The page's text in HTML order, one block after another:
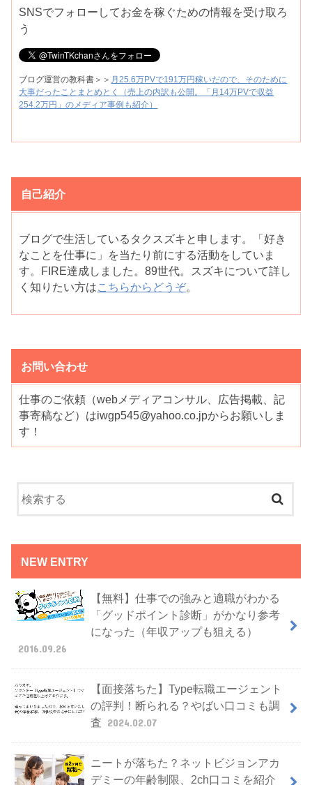
SNSでフォローしてお金を稼ぐための情報を受け取ろ
う
ブログ運営の教科書＞＞ 月25.6万PVで191万円稼いだので、そのために
大事だったことまとめとく（売上の内訳も公開。「月14万PVで収益
254.2万円」のメディア事例も紹介）
自己紹介
ブログで生活しているタクスズキと申します。「好き
なことを仕事に」を当たり前にする活動をしていま
す。FIRE達成しました。89世代。スズキについて詳し
く知りたい方はこちらからどうぞ。
お問い合わせ
仕事のご依頼（webメディアコンサル、広告掲載、記
事寄稿など）はiwgp545@yahoo.co.jpからお願いしま
す！
NEW ENTRY
【無料】仕事での強みと適職がわかる
「グッドポイント診断」がかなり参考
になった（年収アップも狙える）
2016.09.26
【面接落ちた】Type転職エージェント
の評判！断られる？やばい口コミも調
査 2024.02.07
ニートが落ちた？ネットビジョンアカ
デミーの年齢制限、2ch口コミを紹介